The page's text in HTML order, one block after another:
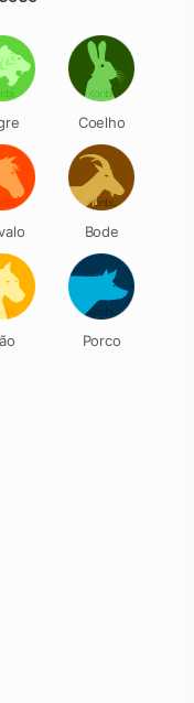
Coelho
Bode
Porco